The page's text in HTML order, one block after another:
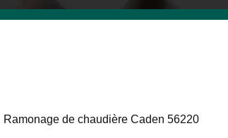
Ramonage de chaudière Caden 56220